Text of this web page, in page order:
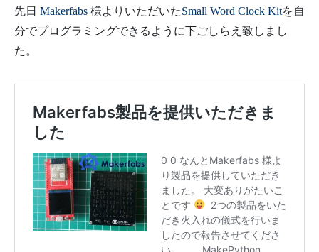
先日 Makerfabs 様よりいただいたSmall Word Clock Kitを自
分でプログラミングできるように下ごしらえ致しまし
た。